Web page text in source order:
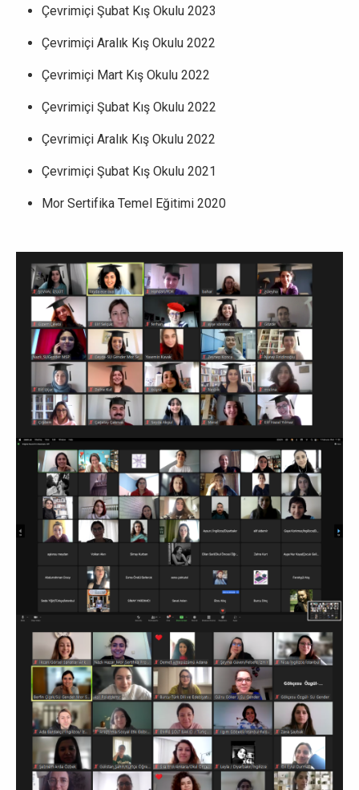
Çevrimiçi Şubat Kış Okulu 2023
Çevrimiçi Aralık Kış Okulu 2022
Çevrimiçi Mart Kış Okulu 2022
Çevrimiçi Şubat Kış Okulu 2022
Çevrimiçi Aralık Kış Okulu 2022
Çevrimiçi Şubat Kış Okulu 2021
Mor Sertifika Temel Eğitimi 2020